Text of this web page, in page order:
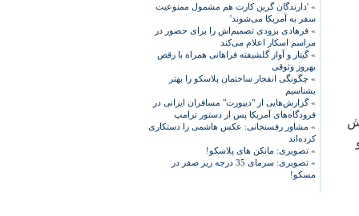
» 'دارندگان گرین کارت هم مشمول ممنوعیت
سفر به آمریکا می‌شوند'
» فرهادی بزودی تصمیم‌اش را برای حضور در
مراسم اسکار اعلام می‌کند
»گیتار و آواز گلشیفته فراهانی همراه با رقص
بهروز وثوقی
» چگونگی انفجار ساختمان پلاسکو را بهتر
بشناسیم
»گزارش‌هایی از "دیپورت" مسافران ایرانی در
فرودگاه‌های آمریکا پس از دستور ترامپ
» مشاور رفسنجانی: عکس هاشمی را دستکاری
کرده‌اند
» تصویری: مانکن های پلاسکو!
»
تصویری: سرمای 35 درجه زیر صفر در
مسکو!